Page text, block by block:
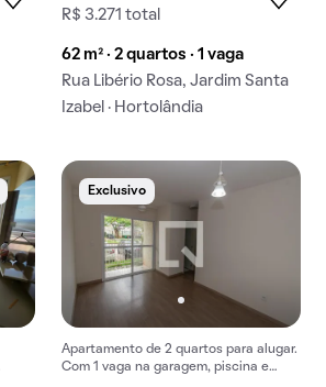
R$ 3.271 total
62 m² · 2 quartos · 1 vaga
Rua Libério Rosa, Jardim Santa
Izabel · Hortolândia
Exclusivo
Apartamento de 2 quartos para alugar.
Com 1 vaga na garagem, piscina e